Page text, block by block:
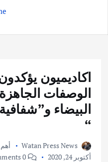
اكاديميون
الوصفات
البيضاء
“
Watan Press News
أكتوبر 24, 2020